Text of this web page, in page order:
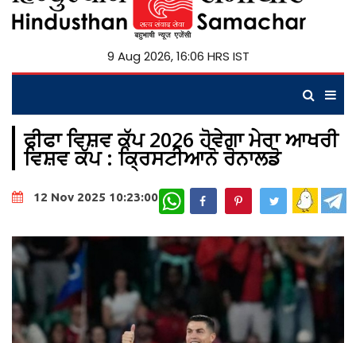
9 Aug 2026, 16:06 HRS IST
ਫੀਫਾ ਵਿਸ਼ਵ ਕੱਪ 2026 ਹੋਵੇਗਾ ਮੇਰਾ ਆਖਰੀ
ਵਿਸ਼ਵ ਕੱਪ : ਕ੍ਰਿਸਟੀਆਨੋ ਰੋਨਾਲਡੋ
12 Nov 2025 10:23:00 WhatsApp